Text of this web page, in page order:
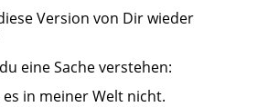
Version von Dir wieder
eine Sache verstehen:
es in meiner Welt nicht.